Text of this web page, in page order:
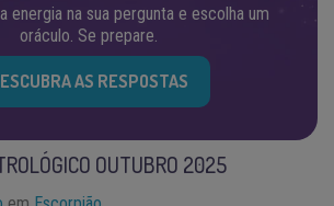
energia na sua pergunta e escolha um
oráculo. Se prepare.
AS RESPOSTAS
OUTUBRO 2025